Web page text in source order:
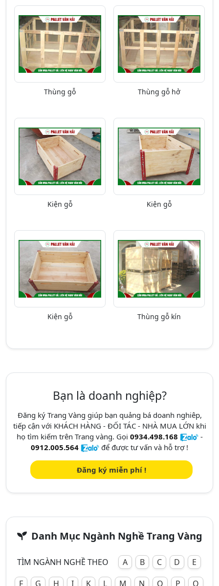
Thùng gỗ Thùng gỗ hở
Kiện gỗ Kiện gỗ
Kiện gỗ Thùng gỗ kín
Bạn là doanh nghiệp?
Đăng ký Trang Vàng giúp bạn quảng bá doanh nghiêp,
tiếp cận với KHÁCH HÀNG - ĐỐI TÁC - NHÀ MUA LỚN khi
họ tìm kiếm trên Trang vàng. Gọi 0934.498.168
-
0912.005.564
để được tư vấn và hỗ trợ !
Đăng ký miễn phí !
Danh Mục Ngành Nghề Trang Vàng
TÌM NGÀNH NGHỀ THEO A B C D
E
F
G H I K L M N O P Q